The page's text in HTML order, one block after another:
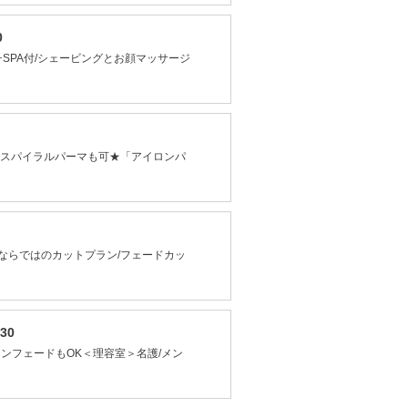
付/シェービングとお顔マッサージ
パイラルパーマも可★「アイロンパ
らではのカットプラン/フェードカッ
フェードもOK＜理容室＞名護/メン